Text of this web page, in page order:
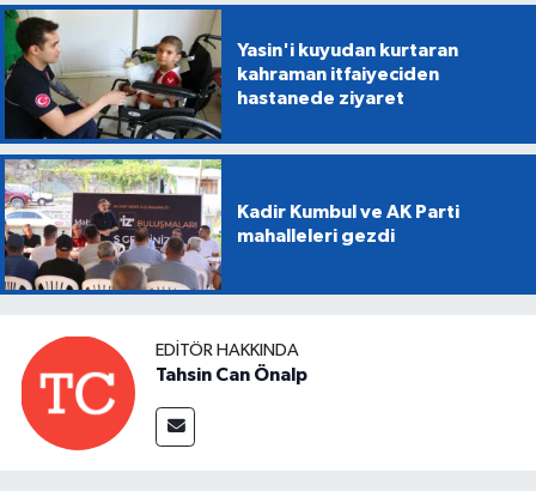
Yasin'i kuyudan kurtaran
kahraman itfaiyeciden
hastanede ziyaret
Kadir Kumbul ve AK Parti
mahalleleri gezdi
EDITÖR HAKKINDA
Tahsin Can Önalp